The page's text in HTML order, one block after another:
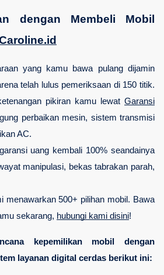
dengan Membeli Mobil
yang kamu bawa pulang dijamin
telah lulus pemeriksaan di 150 titik.
pikiran kamu lewat Garansi
perbaikan mesin, sistem transmisi
AC.
uang kembali 100% seandainya
manipulasi, bekas tabrakan parah,
menawarkan 500+ pilihan mobil. Bawa
sekarang, hubungi kami disini!
kepemilikan mobil dengan
layanan digital cerdas berikut ini: